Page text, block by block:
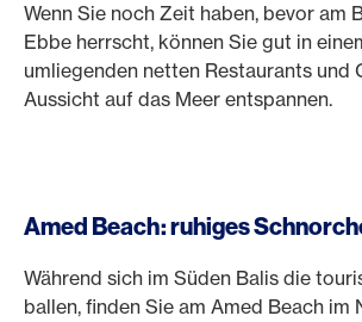
Wenn Sie noch Zeit haben, bevor am
Ebbe herrscht, können Sie gut in
umliegenden netten Restaurants und
Aussicht auf das Meer entspannen.
Amed Beach: ruhiges
Während sich im Süden Balis die
ballen, finden Sie am Amed Beach im